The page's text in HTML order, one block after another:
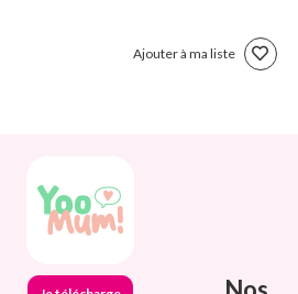
Ajouter à ma liste